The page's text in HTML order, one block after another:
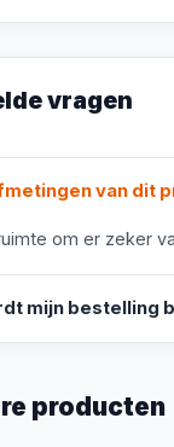
vragen
van dit
om er zeker
mijn bestelling
producten